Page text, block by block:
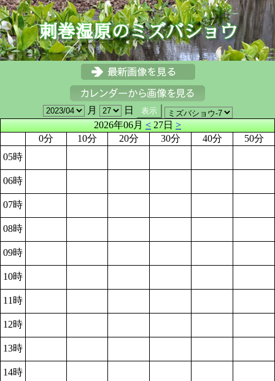
月
日
2026年06月<27日>
0分
10分 20分 30分 40分
50分
05時
06時
07時
08時
09時
10時
11時
12時
13時
14時